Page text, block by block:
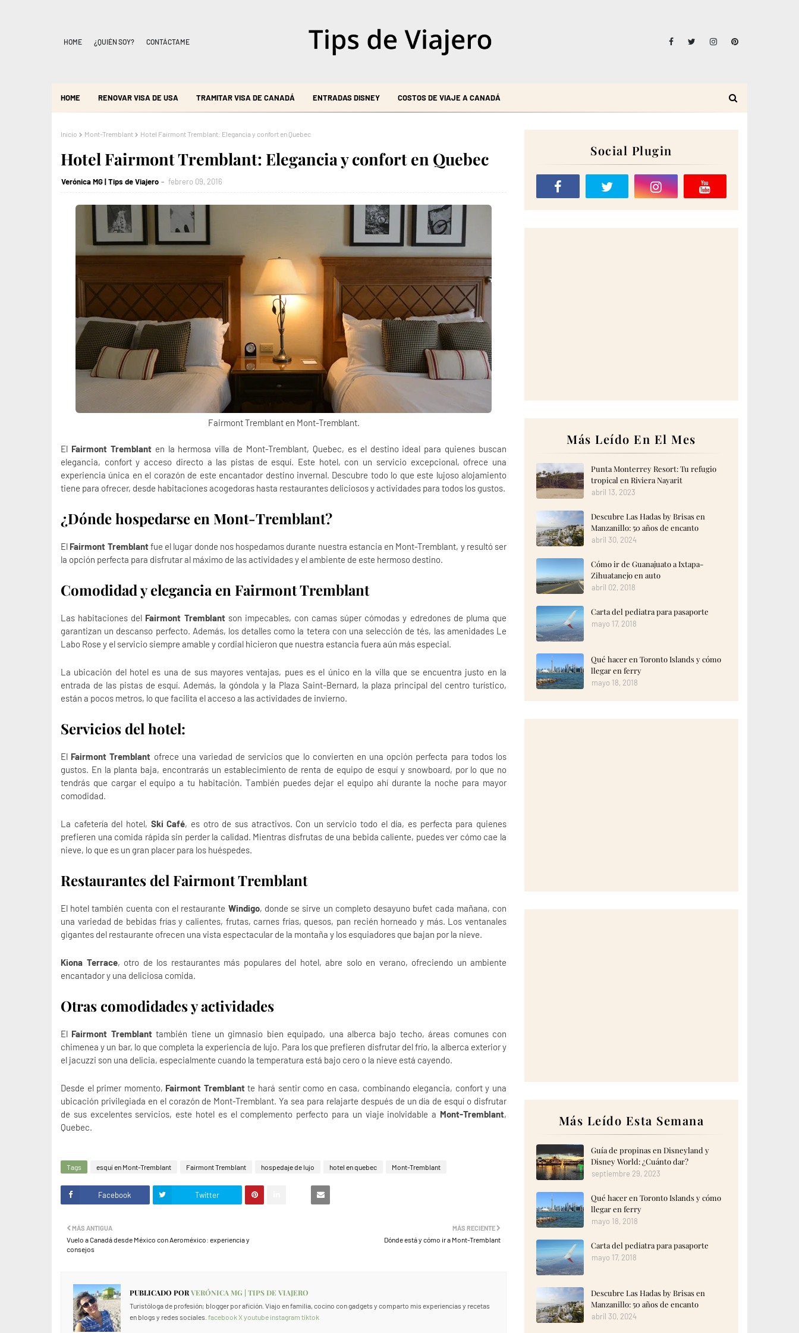
HOME ¿QUIÉN SOY? CONTÁCTAME
HOME RENOVAR VISA DE USA TRAMITAR VISA DE CANADÁ ENTRADAS DISNEY COSTOS DE VIAJE A CANADÁ
Inicio Mont-Tremblant Hotel Fairmont Tremblant: Elegancia y confort en Quebec
Hotel Fairmont Tremblant: Elegancia y confort en Quebec
Verónica MG | Tips de Viajero febrero 09, 2016
Fairmont Tremblant en Mont-Tremblant.
El Fairmont Tremblanten la hermosa villa de Mont-Tremblant, Quebec, es el destino ideal para quienes buscan
elegancia, confort y acceso directo a las pistas de esquí. Este hotel, con un servicio excepcional, ofrece una
experiencia única en el corazón de este encantador destino invernal. Descubre todo lo que este lujoso alojamiento
tiene para ofrecer, desde habitaciones acogedoras hasta restaurantes deliciosos y actividades para todos los gustos.
¿Dónde hospedarse en Mont-Tremblant?
El Fairmont Tremblantfue el lugar donde nos hospedamos durante nuestra estancia en Mont-Tremblant, y resultó ser
la opción perfecta para disfrutar al máximo de las actividades y el ambiente de este hermoso destino.
Comodidad y elegancia en Fairmont Tremblant
Las habitaciones del Fairmont Tremblantson impecables, con camas súper cómodas y edredones de pluma que
garantizan un descanso perfecto. Además, los detalles como la tetera con una selección de tés, las amenidades Le
Labo Rose y el servicio siempre amable y cordial hicieron que nuestra estancia fuera aún más especial.
La ubicación del hotel es una de sus mayores ventajas, pues es el único en la villa que se encuentra justo en la
entrada de las pistas de esquí. Además, la góndola y la Plaza Saint-Bernard, la plaza principal del centro turístico,
están a pocos metros, lo que facilita el acceso a las actividades de invierno.
Servicios del hotel:
El Fairmont Tremblant ofrece una variedad de servicios que lo convierten en una opción perfecta para todos los
gustos. En la planta baja, encontrarás un establecimiento de renta de equipo de esquí y snowboard, por lo que no
tendrás que cargar el equipo a tu habitación. También puedes dejar el equipo ahí durante la noche para mayor
comodidad.
La cafetería del hotel, Ski Café, es otro de sus atractivos. Con un servicio todo el día, es perfecta para quienes
prefieren una comida rápida sin perder la calidad. Mientras disfrutas de una bebida caliente, puedes ver cómo cae la
nieve, lo que es un gran placer para los huéspedes.
Restaurantes del Fairmont Tremblant
El hotel también cuenta con el restaurante Windigo, donde se sirve un completo desayuno bufet cada mañana, con
una variedad de bebidas frías y calientes, frutas, carnes frías, quesos, pan recién horneado y más. Los ventanales
gigantes del restaurante ofrecen una vista espectacular de la montaña y los esquiadores que bajan por la nieve.
Kiona Terrace, otro de los restaurantes más populares del hotel, abre solo en verano, ofreciendo un ambiente
encantador y una deliciosa comida.
Otras comodidades y actividades
El Fairmont Tremblanttambién tiene un gimnasio bien equipado, una alberca bajo techo, áreas comunes con
chimenea y un bar, lo que completa la experiencia de lujo. Para los que prefieren disfrutar del frío, la alberca exterior y
el jacuzzi son una delicia, especialmente cuando la temperatura está bajo cero o la nieve está cayendo.
Desde el primer momento, Fairmont Tremblantte hará sentir como en casa, combinando elegancia, confort y una
ubicación privilegiada en el corazón de Mont-Tremblant. Ya sea para relajarte después de un día de esquí o disfrutar
de sus excelentes servicios, este hotel es el complemento perfecto para un viaje inolvidable a Mont-Tremblant,
Quebec.
Tags esquí en Mont-Tremblant Fairmont Tremblant hospedaje de lujo hotel en quebec Mont-Tremblant
Facebook Twitter
MÁS RECIENTE
Dónde está y cómo ir a Mont-Tremblant
MÁS ANTIGUA
Vuelo a Canadá desde México con Aeroméxico: experiencia y
consejos
PUBLICADO PORVERÓNICA MG | TIPS DE VIAJERO
Turistóloga de profesión; blogger por afición. Viajo en familia, cocino con gadgets y comparto mis experiencias y recetas
en blogs y redes sociales. facebook Xyoutube instagram tiktok
Social Plugin
Más Leído En El Mes
Punta Monterrey Resort: Tu refugio
tropical en Riviera Nayarit
abril 13, 2023
Descubre Las Hadas by Brisas en
Manzanillo: 50 años de encanto
abril 30, 2024
Cómo ir de Guanajuato a Ixtapa-
Zihuatanejo en auto
abril 02, 2018
Carta del pediatra para pasaporte
mayo 17, 2018
Qué hacer en Toronto Islands y cómo
llegar en ferry
mayo 18, 2018
Más Leído Esta Semana
Guía de propinas en Disneyland y
Disney World: ¿Cuánto dar?
septiembre 29, 2023
Qué hacer en Toronto Islands y cómo
llegar en ferry
mayo 18, 2018
Carta del pediatra para pasaporte
mayo 17, 2018
Descubre Las Hadas by Brisas en
Manzanillo: 50 años de encanto
abril 30, 2024